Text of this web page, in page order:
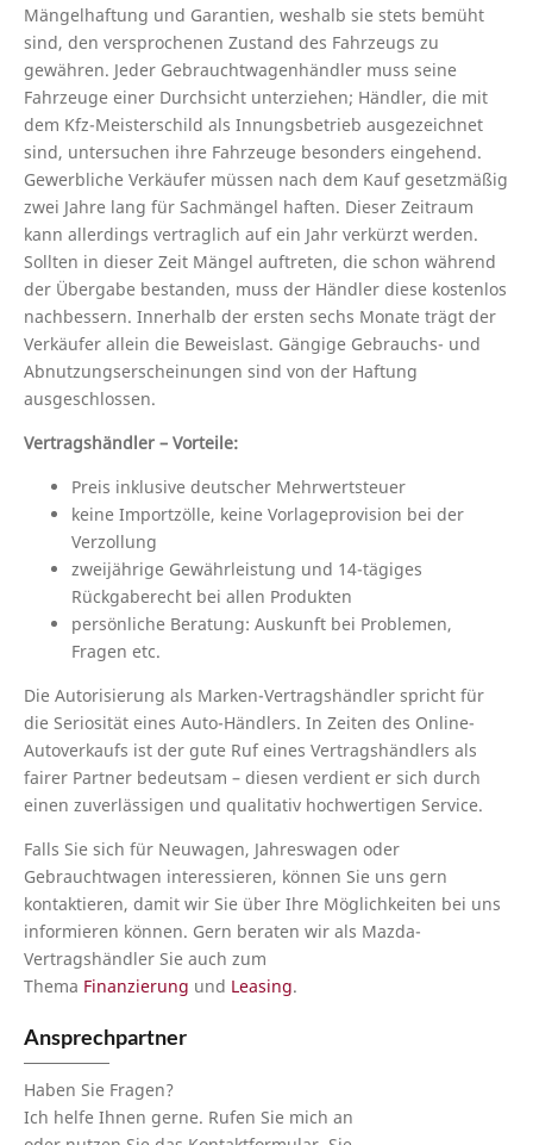
Mängelhaftung und Garantien, weshalb sie stets bemüht
sind, den versprochenen Zustand des Fahrzeugs zu
gewähren. Jeder Gebrauchtwagenhändler muss seine
Fahrzeuge einer Durchsicht unterziehen; Händler, die mit
dem Kfz-Meisterschild als Innungsbetrieb ausgezeichnet
sind, untersuchen ihre Fahrzeuge besonders eingehend.
Gewerbliche Verkäufer müssen nach dem Kauf gesetzmäßig
zwei Jahre lang für Sachmängel haften. Dieser Zeitraum
kann allerdings vertraglich auf ein Jahr verkürzt werden.
Sollten in dieser Zeit Mängel auftreten, die schon während
der Übergabe bestanden, muss der Händler diese kostenlos
nachbessern. Innerhalb der ersten sechs Monate trägt der
Verkäufer allein die Beweislast. Gängige Gebrauchs- und
Abnutzungserscheinungen sind von der Haftung
ausgeschlossen.
Vertragshändler – Vorteile:
Preis inklusive deutscher Mehrwertsteuer
keine Importzölle, keine Vorlageprovision bei der
Verzollung
zweijährige Gewährleistung und 14-tägiges
Rückgaberecht bei allen Produkten
persönliche Beratung: Auskunft bei Problemen,
Fragen etc.
Die Autorisierung als Marken-Vertragshändler spricht für
die Seriosität eines Auto-Händlers. In Zeiten des Online-
Autoverkaufs ist der gute Ruf eines Vertragshändlers als
fairer Partner bedeutsam – diesen verdient er sich durch
einen zuverlässigen und qualitativ hochwertigen Service.
Falls Sie sich für Neuwagen, Jahreswagen oder
Gebrauchtwagen interessieren, können Sie uns gern
kontaktieren, damit wir Sie über Ihre Möglichkeiten bei uns
informieren können. Gern beraten wir als Mazda-
Vertragshändler Sie auch zum
Thema Finanzierung und Leasing.
Ansprechpartner
Haben Sie Fragen?
Ich helfe Ihnen gerne. Rufen Sie mich an